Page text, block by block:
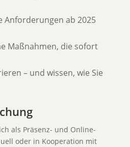
Anforderungen ab 2025
Maßnahmen, die sofort
– und wissen, wie Sie
als Präsenz- und Online-
oder in Kooperation mit